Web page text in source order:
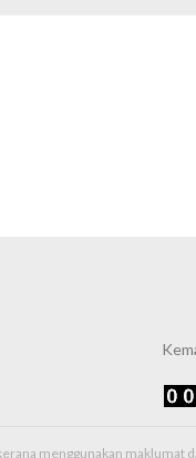
menggunakan maklumat